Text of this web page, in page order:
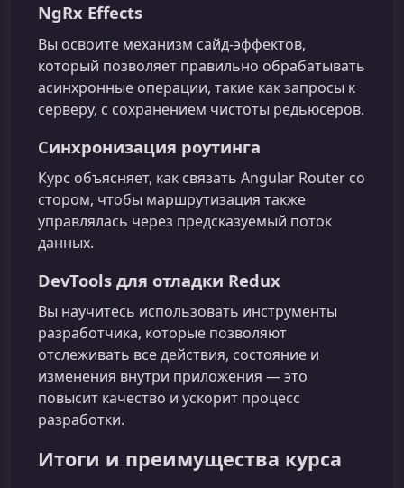
NgRx Effects
Вы освоите механизм сайд‑эффектов,
который позволяет правильно обрабатывать
асинхронные операции, такие как запросы к
серверу, с сохранением чистоты редьюсеров.
Синхронизация роутинга
Курс объясняет, как связать Angular Router со
стором, чтобы маршрутизация также
управлялась через предсказуемый поток
данных.
DevTools для отладки Redux
Вы научитесь использовать инструменты
разработчика, которые позволяют
отслеживать все действия, состояние и
изменения внутри приложения — это
повысит качество и ускорит процесс
разработки.
Итоги и преимущества курса